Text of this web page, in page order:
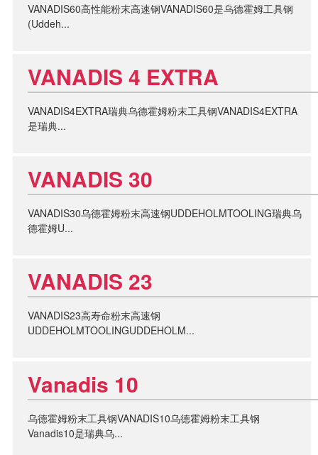
VANADIS60高性能粉末高速钢VANADIS60是乌德霍姆工具钢
(Uddeh...
VANADIS 4 EXTRA
VANADIS4EXTRA瑞典乌德霍姆粉末工具钢VANADIS4EXTRA
是瑞典...
VANADIS 30
VANADIS30乌德霍姆粉末高速钢UDDEHOLMTOOLING瑞典乌
德霍姆U...
VANADIS 23
VANADIS23高寿命粉末高速钢
UDDEHOLMTOOLINGUDDEHOLM...
Vanadis 10
乌德霍姆粉末工具钢VANADIS10乌德霍姆粉末工具钢
Vanadis10是瑞典乌...